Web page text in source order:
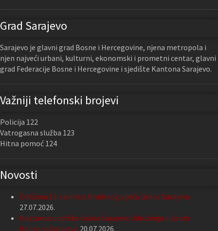
Grad Sarajevo
Sarajevo je glavni grad Bosne i Hercegovine, njena metropola i
njen najveći urbani, kulturni, ekonomski i prometni centar, glavni
grad Federacije Bosne i Hercegovine i sjedište Kantona Sarajevo.
Važniji telefonski brojevi
Policija 122
Vatrogasna služba 123
Hitna pomoć 124
Novosti
Održana 13. sjednica Gradskog vijeća Grada Sarajeva
27.07.2026.
Nastavak podrške Grada Sarajeva Udruženju slijepih
Kantona Sarajevo 20.07.2026.